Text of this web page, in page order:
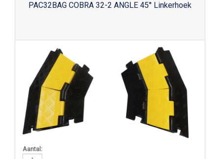
PAC32BAG COBRA 32-2 ANGLE 45° Linkerhoek
Aantal: